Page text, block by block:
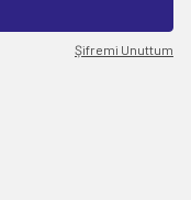
Şifremi Unuttum